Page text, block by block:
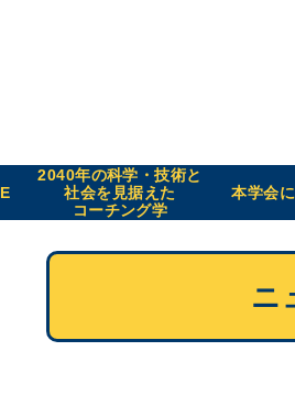
2040年の科学・技術と
社会を見据えた
コーチング学
本学会
ニ